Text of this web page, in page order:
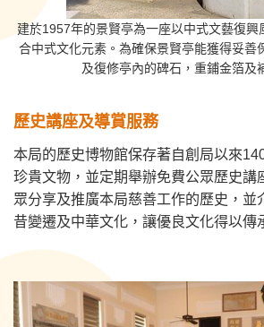
建於1957年的景賢亭為一座以中式文藝復興
合中式文化元素。為確保景賢亭能獲得妥善
及復修亭內的碑石，重鋪金箔及
歷史講座及導賞服務
本局的歷史博物館保存著自創局以來
珍貴文物，並定期舉辦免費公眾歷史講
眾分享及推廣本局慈善工作的歷史，並
昔變遷及中華文化，讓優良文化得以傳